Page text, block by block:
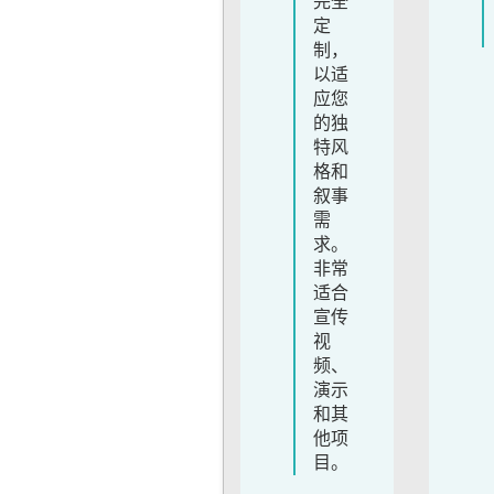
定
制，
以适
应您
的独
特风
格和
叙事
需
求。
非常
适合
宣传
视
频、
演示
和其
他项
目。